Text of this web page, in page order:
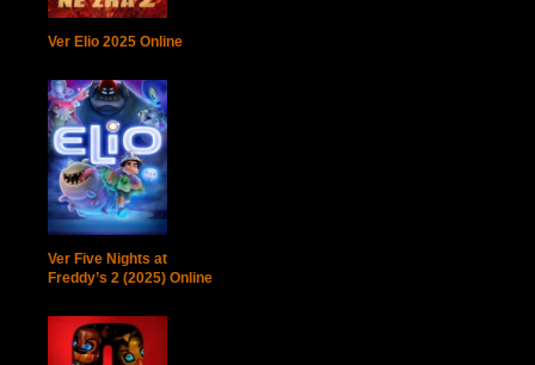
Ver Elio 2025 Online
Ver Five Nights at
Freddy’s 2 (2025) Online